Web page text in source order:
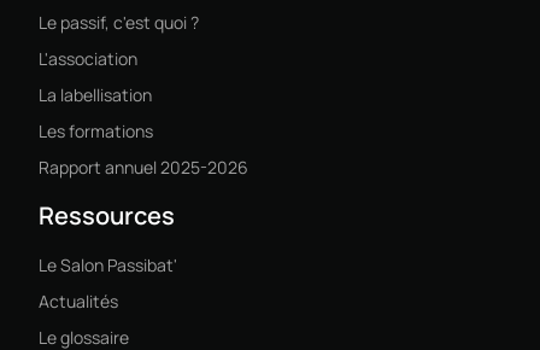
Le passif, c'est quoi ?
L'association
La labellisation
Les formations
Rapport annuel 2025-2026
Ressources
Le Salon Passibat'
Actualités
Le glossaire